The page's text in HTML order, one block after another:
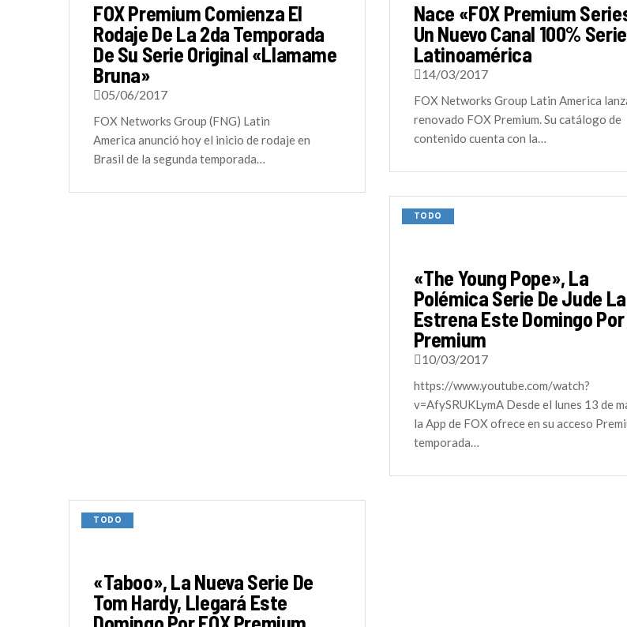
FOX Premium Comienza El
Rodaje De La 2da Temporada
De Su Serie Original «Llamame
Bruna»
05/06/2017
FOX Networks Group (FNG) Latin
America anunció hoy el inicio de rodaje en
Brasil de la segunda temporada…
Nace «FOX Premium
Un Nuevo Canal 100%
Latinoamérica
14/03/2017
FOX Networks Group Latin America
renovado FOX Premium. Su catálogo de
contenido cuenta con la…
TODO
«The Young Pope», La
Polémica Serie De Jude
Estrena Este Domingo Por
Premium
10/03/2017
https://www.youtube.com/watch?
v=AfySRUKLymA Desde el lunes 13 de
la App de FOX ofrece en su acceso
temporada…
TODO
«Taboo», La Nueva Serie De
Tom Hardy, Llegará Este